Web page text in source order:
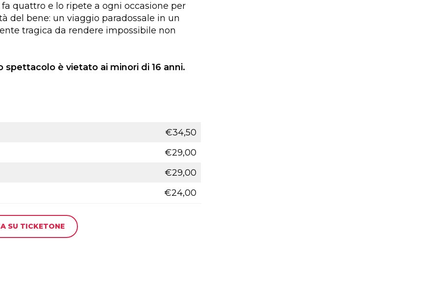
quattro e lo ripete a ogni occasione per
del bene: un viaggio paradossale in un
tragica da rendere impossibile non
è vietato ai minori di 16 anni.
€34,50
€29,00
€29,00
€24,00
SU TICKETONE